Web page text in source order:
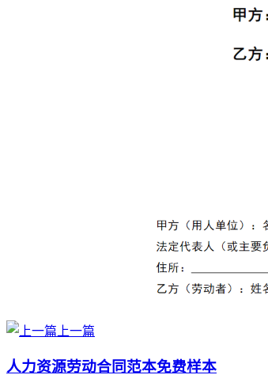
上一篇
人力资源劳动合同范本免费样本